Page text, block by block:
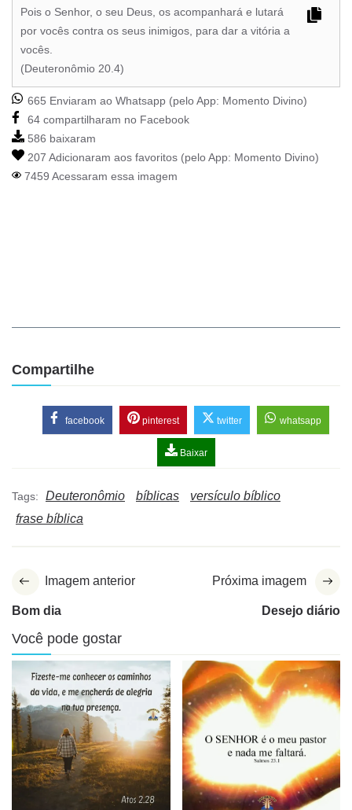
Pois o Senhor, o seu Deus, os acompanhará e lutará
por vocês contra os seus inimigos, para dar a vitória a
vocês.
(Deuteronômio 20.4)
665 Enviaram ao Whatsapp (pelo App: Momento Divino)
64 compartilharam no Facebook
586 baixaram
207 Adicionaram aos favoritos (pelo App: Momento Divino)
7459 Acessaram essa imagem
Compartilhe
facebook pinterest twitter whatsapp
Baixar
Tags: Deuteronômio bíblicas
versículo bíblico
frase bíblica
Imagem anterior
Bom dia
Próxima imagem
Desejo diário
Você pode gostar